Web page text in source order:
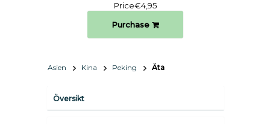
Price€4,95
Purchase
Asien Kina Peking Äta
Översikt